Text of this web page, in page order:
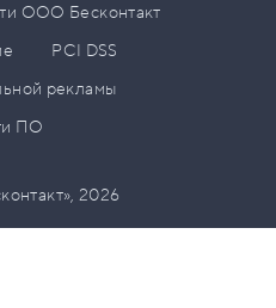
ООО Бесконтакт
PCI DSS
рекламы
ПО
2026